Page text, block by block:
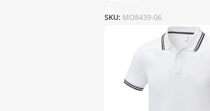
SKU: MO8439-06